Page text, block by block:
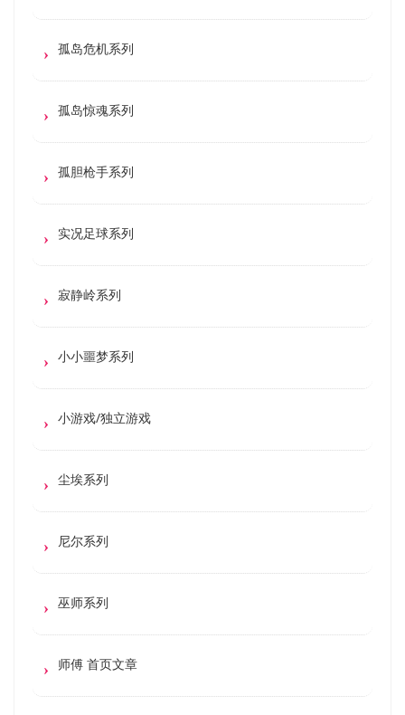
孤岛危机系列
孤岛惊魂系列
孤胆枪手系列
实况足球系列
寂静岭系列
小小噩梦系列
小游戏/独立游戏
尘埃系列
尼尔系列
巫师系列
师傅 首页文章